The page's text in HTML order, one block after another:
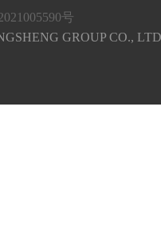
号
GROUP CO.,